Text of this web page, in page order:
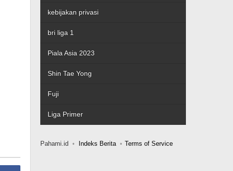
kebijakan privasi
bri liga 1
Piala Asia 2023
Shin Tae Yong
Fuji
Liga Primer
Pahami.id Indeks Berita Terms of Service